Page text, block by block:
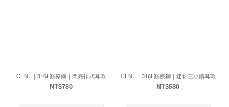
CENE｜316L醫療鋼｜閃亮扣式耳環
NT$780
CENE｜316L醫療鋼｜迷你三小鑽耳環
NT$580